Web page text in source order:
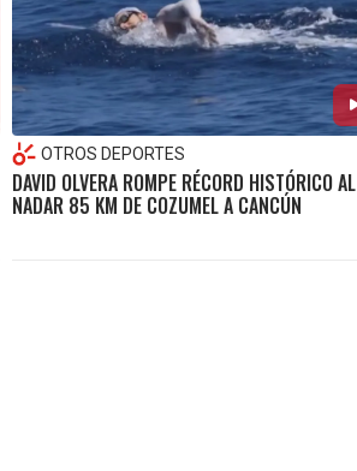
OTROS DEPORTES
DAVID OLVERA ROMPE RÉCORD HISTÓRICO AL
NADAR 85 KM DE COZUMEL A CANCÚN